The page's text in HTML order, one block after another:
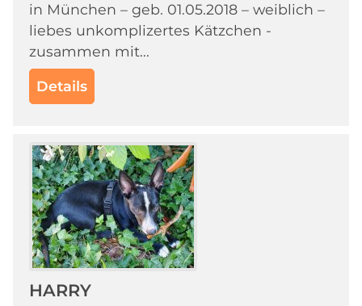
in München – geb. 01.05.2018 – weiblich –
liebes unkomplizertes Kätzchen -
zusammen mit...
Details
HARRY